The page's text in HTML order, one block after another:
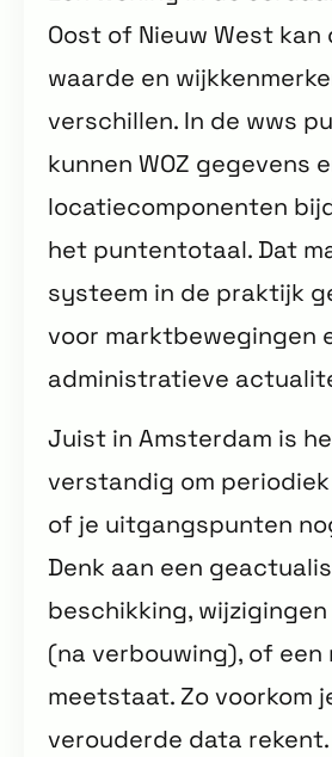
Oost of Nieuw West kan
waarde en
verschillen. In de wws
kunnen WOZ gegevens
locatiecomponenten
het puntentotaal. Dat
systeem in de praktijk
voor marktbewegingen
administratieve
Juist in Amsterdam is
verstandig om
of je uitgangspunten
Denk aan een
beschikking,
(na verbouwing), of een
meetstaat. Zo voorkom
verouderde data rekent.